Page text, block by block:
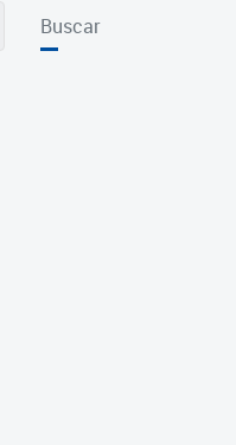
Buscar